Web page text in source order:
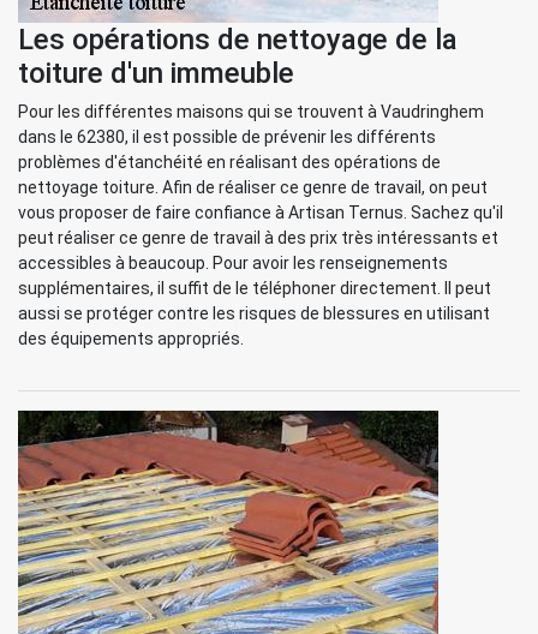
Les opérations de nettoyage de la
toiture d'un immeuble
Pour les différentes maisons qui se trouvent à Vaudringhem
dans le 62380, il est possible de prévenir les différents
problèmes d'étanchéité en réalisant des opérations de
nettoyage toiture. Afin de réaliser ce genre de travail, on peut
vous proposer de faire confiance à Artisan Ternus. Sachez qu'il
peut réaliser ce genre de travail à des prix très intéressants et
accessibles à beaucoup. Pour avoir les renseignements
supplémentaires, il suffit de le téléphoner directement. Il peut
aussi se protéger contre les risques de blessures en utilisant
des équipements appropriés.